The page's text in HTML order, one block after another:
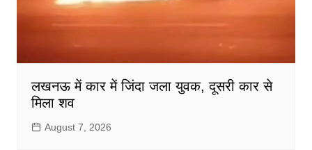
लखनऊ में कार में जिंदा जला युवक, दूसरी कार से
मिला शव
August 7, 2026